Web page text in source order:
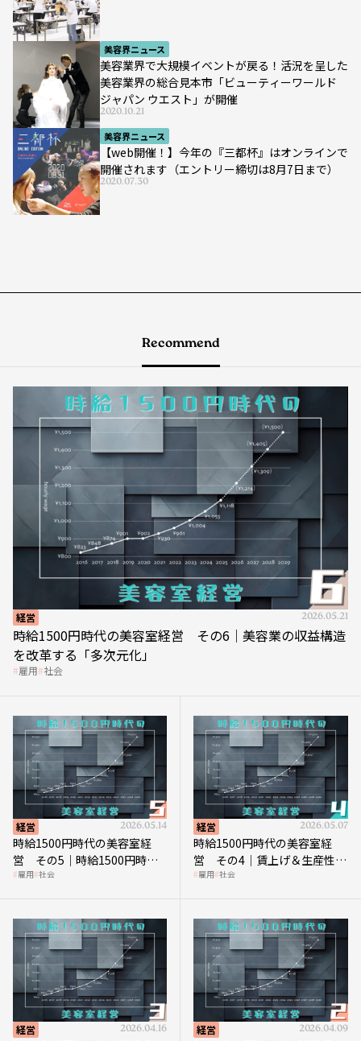
美容界ニュース
美容業界で大規模イベントが戻る！活況を呈した
美容業界の総合見本市「ビューティーワールド
ジャパン ウエスト」が開催
2020.10.21
美容界ニュース
【web開催！】今年の『三都杯』はオンラインで
開催されます（エントリー締切は8月7日まで）
2020.07.30
Recommend
経営 2026.05.21
時給1500円時代の美容室経営 その6｜美容業の収益構造
を改革する「多次元化」
雇用 社会
経営 2026.05.14
時給1500円時代の美容室経
営 その5｜時給1500円時代
の到来は美容業の収益構造を
雇用 社会
経営 2026.05.07
時給1500円時代の美容室経
営 その4｜賃上げ＆生産性向
上につなげる賢い助成金活用
雇用 社会
経営 2026.04.16 経営 2026.04.09